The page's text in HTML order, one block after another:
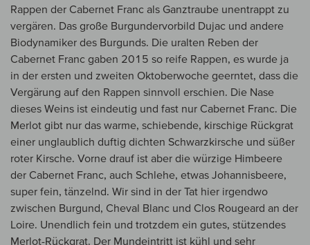
Rappen der Cabernet Franc als Ganztraube unentrappt zu
vergären. Das große Burgundervorbild Dujac und andere
Biodynamiker des Burgunds. Die uralten Reben der
Cabernet Franc gaben 2015 so reife Rappen, es wurde ja
in der ersten und zweiten Oktoberwoche geerntet, dass die
Vergärung auf den Rappen sinnvoll erschien. Die Nase
dieses Weins ist eindeutig und fast nur Cabernet Franc. Die
Merlot gibt nur das warme, schiebende, kirschige Rückgrat
einer unglaublich duftig dichten Schwarzkirsche und süßer
roter Kirsche. Vorne drauf ist aber die würzige Himbeere
der Cabernet Franc, auch Schlehe, etwas Johannisbeere,
super fein, tänzelnd. Wir sind in der Tat hier irgendwo
zwischen Burgund, Cheval Blanc und Clos Rougeard an der
Loire. Unendlich fein und trotzdem ein gutes, stützendes
Merlot-Rückgrat. Der Mundeintritt ist kühl und sehr